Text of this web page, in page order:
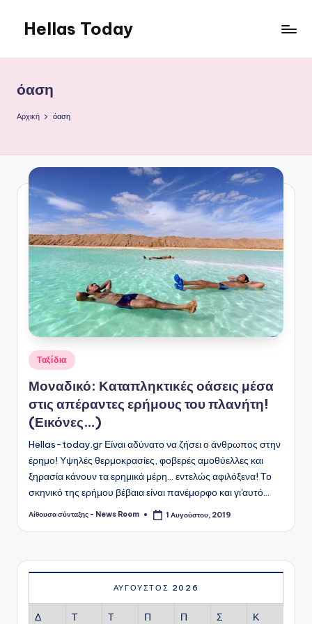
Μετάβαση
περιεχόμενο
Hellas Today
όαση
Αρχική όαση
Αναρτήθηκε
σε
Ταξίδια
Μοναδικό: Καταπληκτικές οάσεις μέσα
στις απέραντες ερήμους του πλανήτη!
(Εικόνες…)
Hellas-today.gr Είναι αδύνατο να ζήσει ο άνθρωπος στην
έρημο! Υψηλές θερμοκρασίες, φοβερές αμοθύελλες και
ξηρασία κάνουν τα ερημικά μέρη... εντελώς αφιλόξενα! Το
σκηνικό της ερήμου βέβαια είναι πανέμορφο και γι'αυτό…
Συγγραφέας:
Αίθουσα σύνταξης - News Room 1 Αυγούστου, 2019
ΑΎΓΟΥΣΤΟΣ 2026
Δ Τ Τ Π Π Σ Κ